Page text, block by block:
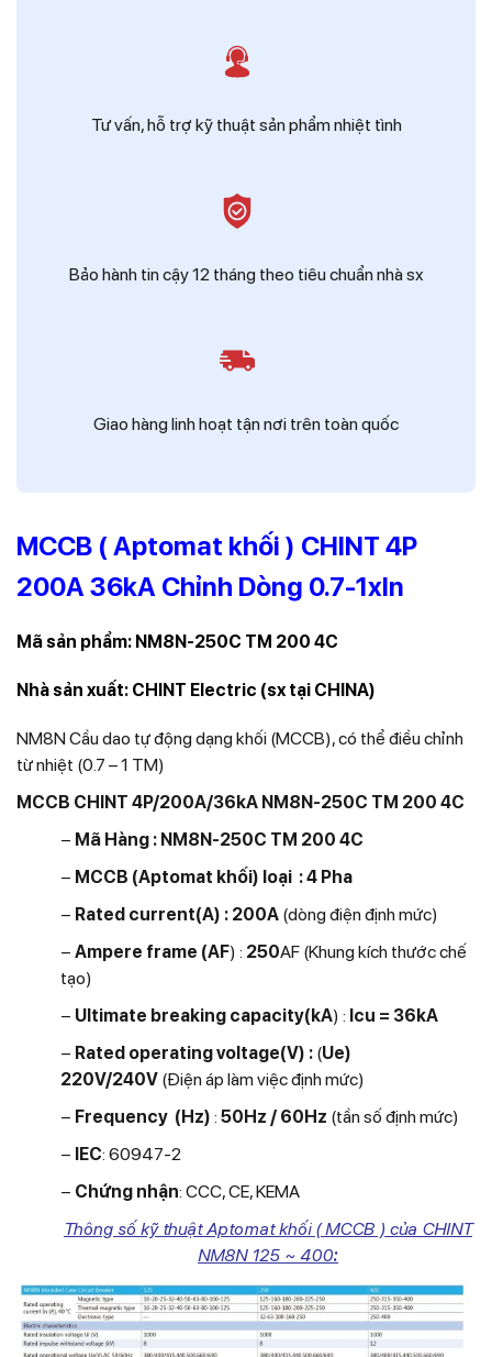
Tư vấn, hỗ trợ kỹ thuật sản phẩm nhiệt tình
Bảo hành tin cậy 12 tháng theo tiêu chuẩn nhà sx
Giao hàng linh hoạt tận nơi trên toàn quốc
MCCB ( Aptomat khối ) CHINT 4P
200A 36kA Chỉnh Dòng 0.7-1xIn
Mã sản phẩm: NM8N-250C TM 200 4C
Nhà sản xuất: CHINT Electric (sx tại CHINA)
NM8N Cầu dao tự động dạng khối (MCCB), có thể điều chỉnh
từ nhiệt (0.7 – 1 TM)
MCCB CHINT 4P/200A/36kA NM8N-250C TM 200 4C
− Mã Hàng : NM8N-250C TM 200 4C
− MCCB (Aptomat khối) loại : 4 Pha
− Rated current(A) : 200A (dòng điện định mức)
− Ampere frame (AF) : 250AF (Khung kích thước chế
tạo)
− Ultimate breaking capacity(kA) : Icu = 36kA
− Rated operating voltage(V) : (Ue)
220V/240V (Điện áp làm việc định mức)
− Frequency (Hz) : 50Hz / 60Hz (tần số định mức)
− IEC: 60947-2
− Chứng nhận: CCC, CE, KEMA
Thông số kỹ thuật Aptomat khối ( MCCB ) của CHINT
NM8N 125 ~ 400: